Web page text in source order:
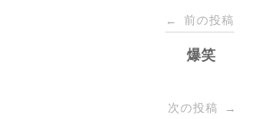
← 前の投稿
爆笑
次の投稿 →